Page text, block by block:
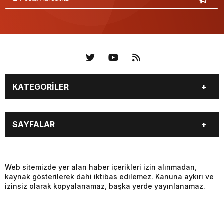
KATEGORİLER
KÜNYE BİZE ULAŞIN
SAYFALAR
Web sitemizde yer alan haber içerikleri izin alınmadan,
kaynak gösterilerek dahi iktibas edilemez. Kanuna aykırı ve
izinsiz olarak kopyalanamaz, başka yerde yayınlanamaz.